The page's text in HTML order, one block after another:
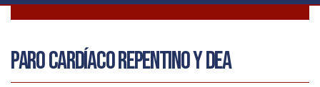
Paro cardíaco repentino y DEA